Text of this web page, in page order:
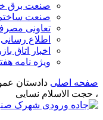
صنعت برق
صنعت
تعاونی مصرف
اطلاع رسانی
اخبار اتاق
ویژه نامه هفته
صفحه اصلی دادستان
، حجت الاسلام نسایی